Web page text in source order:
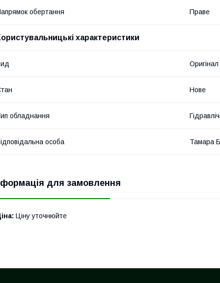
обертання Праве
характеристики
Оригінал
Нове
обладнання
особа Тамара
для замовлення
Ціну уточнюйте